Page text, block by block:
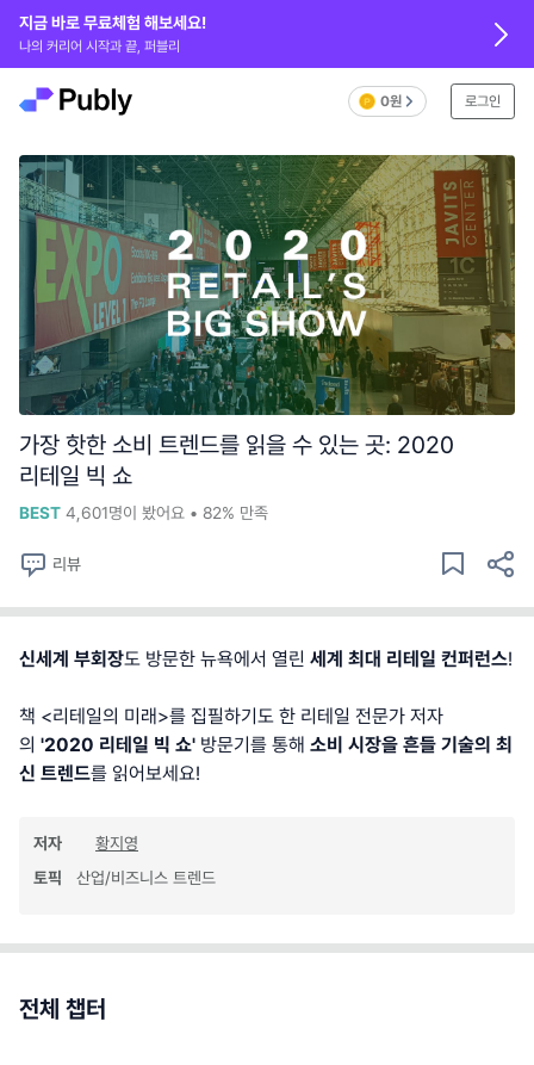
0원 로그인
지금 바로 무료체험 해보세요!
나의 커리어 시작과 끝, 퍼블리
가장 핫한 소비 트렌드를 읽을 수 있는 곳: 2020
리테일 빅 쇼
BEST 4,601명이 봤어요 • 82% 만족
리뷰
신세계 부회장도 방문한 뉴욕에서 열린 세계 최대 리테일 컨퍼런스!
책 <리테일의 미래>를 집필하기도 한 리테일 전문가 저자
의 '2020 리테일 빅 쇼' 방문기를 통해 소비 시장을 흔들 기술의 최
신 트렌드를 읽어보세요!
저자
황지영
토픽
산업/비즈니스 트렌드
전체 챕터